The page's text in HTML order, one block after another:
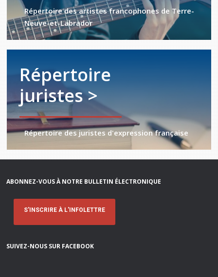
Répertoire des artistes francophones de Terre-
Neuve-et-Labrador
Répertoire
juristes >
Répertoire des juristes d'expression française
ABONNEZ-VOUS À NOTRE BULLETIN ÉLECTRONIQUE
S'INSCRIRE À L'INFOLETTRE
SUIVEZ-NOUS SUR FACEBOOK